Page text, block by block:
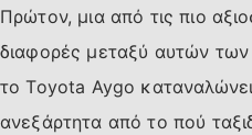
Πρώτον, μια από τις πιο
διαφορές μεταξύ αυτών των
το Toyota Aygo
ανεξάρτητα από το πού